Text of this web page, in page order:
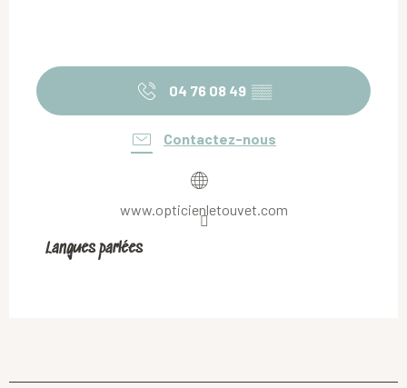
04 76 08 49 ▒▒
Contactez-nous
www.opticienletouvet.com
Langues parlées
Langues parlées